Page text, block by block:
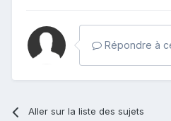
Répondre à
Aller sur la liste des sujets